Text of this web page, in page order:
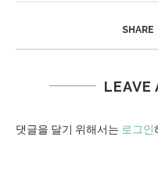
SHARE
LEAVE
댓글을 달기 위해서는 로그인